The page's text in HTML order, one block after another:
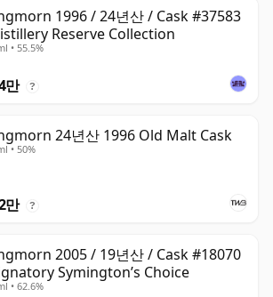
1996 / 24년산 / Cask #37583
Reserve Collection
• 55.5%
만 ?
24년산 1996 Old Malt Cask
• 50%
만 ?
2005 / 19년산 / Cask #18070
Symington’s Choice
• 62.6%